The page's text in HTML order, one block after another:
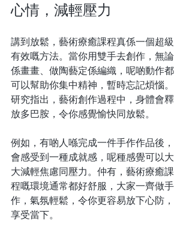
心情，減輕壓力
講到放鬆，藝術療癒課程真係一個超級
有效嘅方法。當你用雙手去創作，無論
係畫畫、做陶藝定係編織，呢啲動作都
可以幫助你集中精神，暫時忘記煩惱。
研究指出，藝術創作過程中，身體會釋
放多巴胺，令你感覺愉快同放鬆。
例如，有啲人喺完成一件手作作品後，
會感受到一種成就感，呢種感覺可以大
大減輕焦慮同壓力。仲有，藝術療癒課
程嘅環境通常都好舒服，大家一齊做手
作，氣氛輕鬆，令你更容易放下心防，
享受當下。